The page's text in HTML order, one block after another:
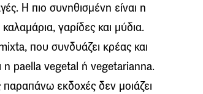
Η πιο συνηθισμένη είναι η
γαρίδες και μύδια.
που συνδυάζει κρέας και
η paella vegetal ή vegetarianna.
εκδοχές δεν μοιάζει